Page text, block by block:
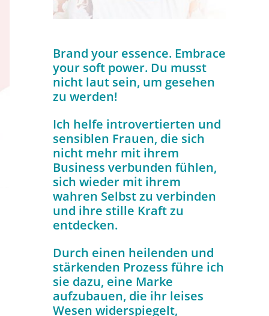
Brand your essence. Embrace
your soft power. Du musst
nicht laut sein, um gesehen
zu werden!
Ich helfe introvertierten und
sensiblen Frauen, die sich
nicht mehr mit ihrem
Business verbunden fühlen,
sich wieder mit ihrem
wahren Selbst zu verbinden
und ihre stille Kraft zu
entdecken.
Durch einen heilenden und
stärkenden Prozess führe ich
sie dazu, eine Marke
aufzubauen, die ihr leises
Wesen widerspiegelt,